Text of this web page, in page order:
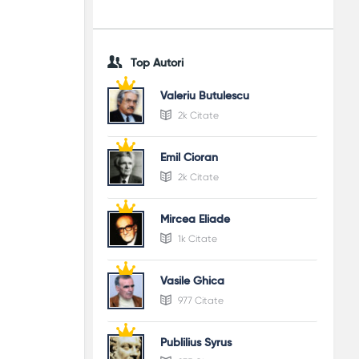
Top Autori
Valeriu Butulescu
2k Citate
Emil Cioran
2k Citate
Mircea Eliade
1k Citate
Vasile Ghica
977 Citate
Publilius Syrus